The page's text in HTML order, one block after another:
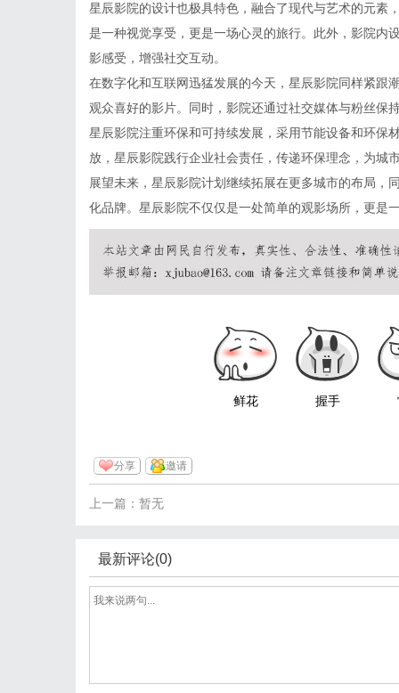
星辰影院的设计也极具特色，融合了现代与艺术的元素
是一种视觉享受，更是一场心灵的旅行。此外，影院内
影感受，增强社交互动。
在数字化和互联网迅猛发展的今天，星辰影院同样紧跟
观众喜好的影片。同时，影院还通过社交媒体与粉丝保
星辰影院注重环保和可持续发展，采用节能设备和环保
放，星辰影院践行企业社会责任，传递环保理念，为城
展望未来，星辰影院计划继续拓展在更多城市的布局，
化品牌。星辰影院不仅仅是一处简单的观影场所，更是
鲜花 握手
分享 邀请
上一篇：暂无
最新评论(0)